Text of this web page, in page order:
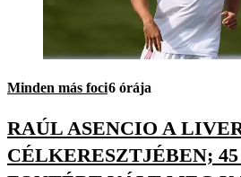
Minden más foci6 órája
RAÚL ASENCIO A
CÉLKERESZTJÉBEN;